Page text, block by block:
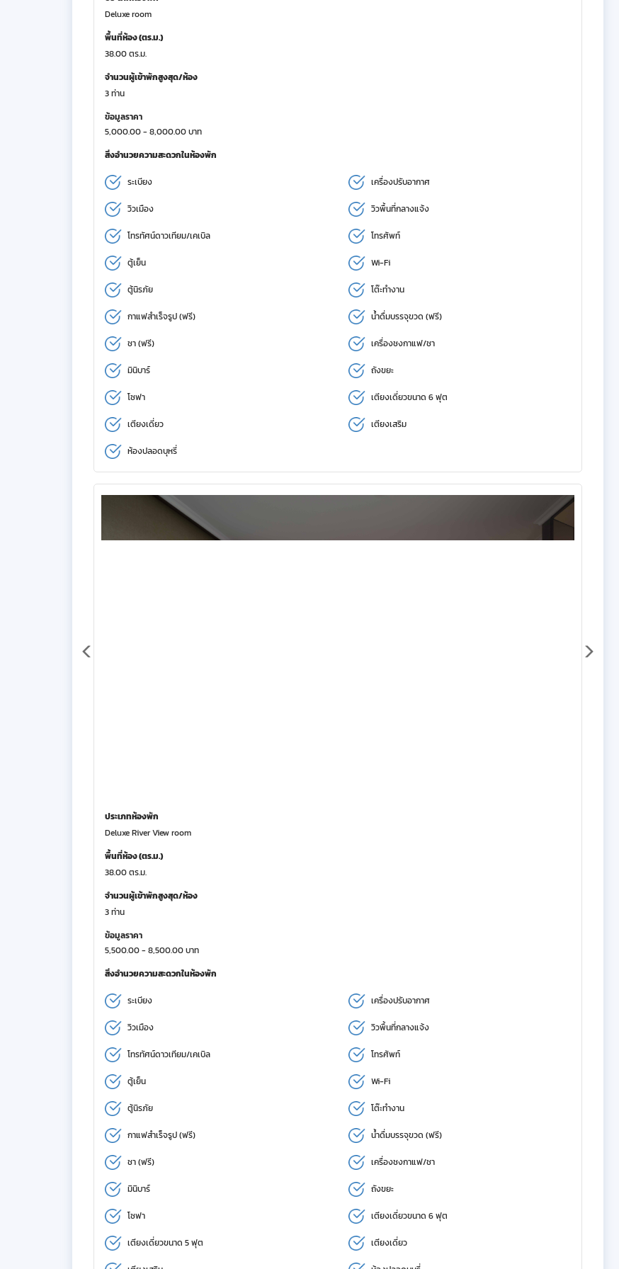
Deluxe room
พื้นที่ห้อง (ตร.ม.)
38.00 ตร.ม.
จำนวนผู้เข้าพักสูงสุด/ห้อง
3 ท่าน
ข้อมูลราคา
5,000.00 - 8,000.00 บาท
สิ่งอำนวยความสะดวกในห้องพัก
ระเบียง เครื่องปรับอากาศ
วิวเมือง วิวพื้นที่กลางแจ้ง
โทรทัศน์ดาวเทียม/เคเบิล โทรศัพท์
ตู้เย็น Wi-Fi
ตู้นิรภัย โต๊ะทำงาน
กาแฟสำเร็จรูป (ฟรี) น้ำดื่มบรรจุขวด (ฟรี)
ชา (ฟรี) เครื่องชงกาแฟ/ชา
มินิบาร์ ถังขยะ
โซฟา เตียงเดี่ยวขนาด 6 ฟุต
เตียงเดี่ยว เตียงเสริม
ห้องปลอดบุหรี่
ประเภทห้องพัก
Deluxe River View room
พื้นที่ห้อง (ตร.ม.)
38.00 ตร.ม.
จำนวนผู้เข้าพักสูงสุด/ห้อง
3 ท่าน
ข้อมูลราคา
5,500.00 - 8,500.00 บาท
สิ่งอำนวยความสะดวกในห้องพัก
ระเบียง เครื่องปรับอากาศ
วิวเมือง วิวพื้นที่กลางแจ้ง
โทรทัศน์ดาวเทียม/เคเบิล โทรศัพท์
ตู้เย็น Wi-Fi
ตู้นิรภัย โต๊ะทำงาน
กาแฟสำเร็จรูป (ฟรี) น้ำดื่มบรรจุขวด (ฟรี)
ชา (ฟรี) เครื่องชงกาแฟ/ชา
มินิบาร์ ถังขยะ
โซฟา เตียงเดี่ยวขนาด 6 ฟุต
เตียงเดี่ยวขนาด 5 ฟุต เตียงเดี่ยว